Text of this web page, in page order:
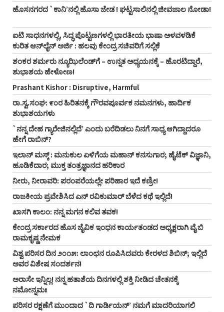
ಹೊಸನಗರದ `ಕಾನಿ’ನಲ್ಲಿ ಹೊಸಾ ಜೇಡ ! ಘಟ್ಟಸಾಲಿನಲ್ಲಿ ಜೀವಜಾಲ ನೋಡಾ!
ಐಟಿ ಸಾಧನಗಳಲ್ಲಿ, ಸಿದ್ಧ ಪೊಟ್ಟಣಗಳಲ್ಲಿ ಭಾರತೀಯ ಭಾಷಾ ಅಳವಳಡಿಕೆ
ಕುರಿತ ಆನ್‌ಲೈನ್‌ ಅರ್ಜಿ : ಹಲವು ಕೇಂದ್ರ ಸಚಿವರಿಗೆ ಸಲ್ಲಿಕೆ
ಶಂಕರ ಶರ್ಮರು ನ್ಯೂಝಿಲೆಂಡ್‌ಗೆ – ಉನ್ನತ ಅಧ್ಯಯನಕ್ಕೆ – ಹೊರಟಿದ್ದಾರೆ,
ಶುಭಾಶಯ ಹೇಳೋಣ!
Prashant Kishor : Disruptive, Harmful
ರಾ.ಸ್ವ.ಸಂಘ: ೯೦ರ ಹಿರಿತನಕ್ಕೆ ಗೌರವಪೂರ್ವಕ ನಮನಗಳು, ಹಾರ್ದಿಕ
ಶುಭಾಶಯಗಳು
`ನನ್ನ ದೇಹ ಗ್ಯಾರೇಜಿನಲ್ಲಿದೆ’ ಎಂದು ಬರೆದಿಡಲು ನಿನಗೆ ಸಾಧ್ಯ ಆಗಿದ್ದಾದರೂ
ಹೇಗೆ ರಾಬಿನ್‌?
ಇಲಾನ್ ಮಸ್ಕ್ : ಮನುಕುಲ ಏಳಿಗೆಯ ಮಹಾನ್ ಕನಸುಗಾರ; ಹೈಟೆಕ್ ವಿಜ್ಞಾನಿ,
ಹೂಡಿಕೆದಾರ; ಮುಕ್ತ ತಂತ್ರಜ್ಞಾನದ ಹರಿಕಾರ
ನೀರು, ನೀರಾವರಿ: ಪರಂಪರೆಯಲ್ಲೇ ಪರಿಹಾರ ಇದೆ ಕಣ್ರೀ!
ರಾಜಕೀಯ ಪ್ರವೇಶಿಸಿದ ಎನ್‌ ರವಿಕುಮಾರ್‌ ಬೆಳೆದ ಕಥೆ ಇಲ್ಲಿದೆ!
ಖಾಸಗಿ ಕಾಲಂ: ನನ್ನ ಮಗನ ಕಲಿವ ತವಕ!
ಕೇಂದ್ರ ಸರ್ಕಾರದ ಹೊಸ ಜೈವಿಕ ಇಂಧನ ಕಾರ್ಯತಂಡದ ಅಧ್ಯಕ್ಷರಾಗಿ ವೈ ಬಿ
ರಾಮಕೃಷ್ಣ ನೇಮಕ
ವಿಶ್ವ ಪರಿಸರ ದಿನ ೨೦೧೫: ಲಾಂಛನ ರೂಪಿಸಿದವರು ಕೇರಳದ ಶಿಬಿನ್‌; ಇಲ್ಲಿದೆ
ಅವರ ವಿಶೇಷ ಸಂದರ್ಶನ!
ಅರಾಸೇ ಇನ್ನಿಲ್ಲ! ನನ್ನ ಹತಾಶೆಯ ದಿನಗಳಲ್ಲಿ ಶಕ್ತಿ ನೀಡಿದ ಚೇತನಕ್ಕೆ
ನಮೋನ್ನಮಃ
ಪರಿಸರ ರಕ್ಷಣೆಗೆ ಮುಂದಾದ `ದಿ ಗಾರ್ಡಿಯನ್‌’ ನಮಗೆ ಮಾದರಿಯಾಗಲಿ